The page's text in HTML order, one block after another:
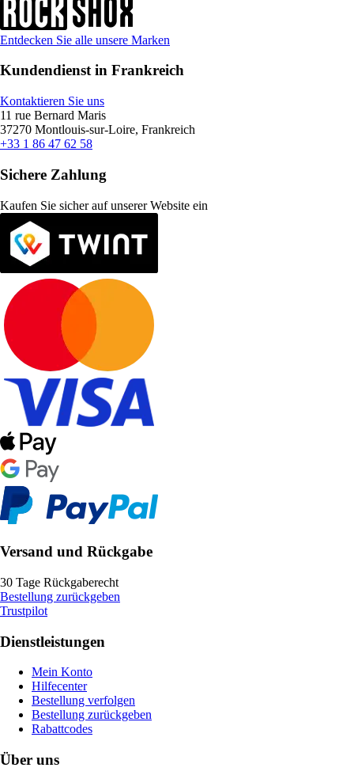
Entdecken Sie alle unsere Marken
Kundendienst in Frankreich
Kontaktieren Sie uns
11 rue Bernard Maris
37270 Montlouis-sur-Loire, Frankreich
+33 1 86 47 62 58
Sichere Zahlung
Kaufen Sie sicher auf unserer Website ein
Versand und Rückgabe
30 Tage Rückgaberecht
Bestellung zurückgeben
Trustpilot
Dienstleistungen
Mein Konto
Hilfecenter
Bestellung verfolgen
Bestellung zurückgeben
Rabattcodes
Über uns